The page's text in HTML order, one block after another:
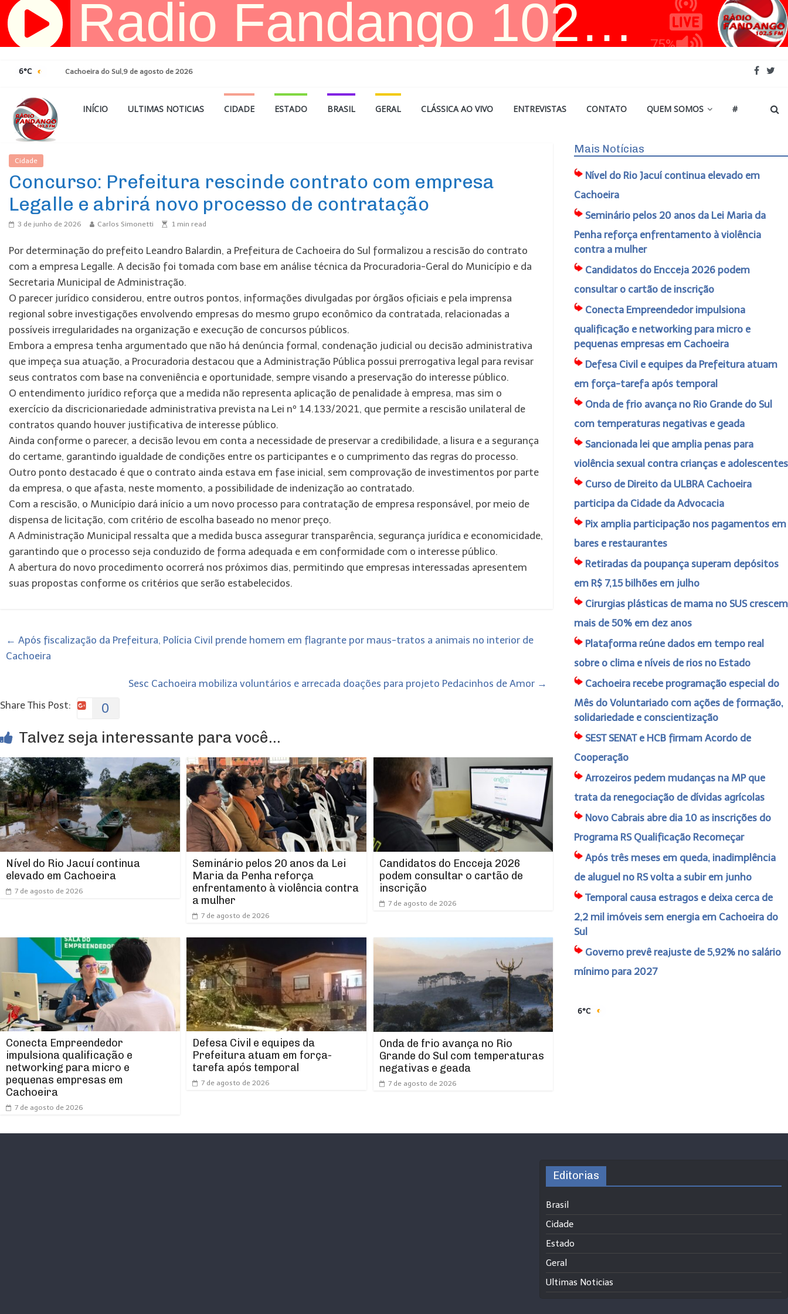
Pular
para
6°C Cachoeira do Sul,9 de agosto de 2026
INÍCIO ULTIMAS NOTICIAS CIDADE ESTADO BRASIL GERAL CLÁSSICA AO VIVO ENTREVISTAS CONTATO QUEM SOMOS #
Cidade
Concurso: Prefeitura rescinde contrato com empresa
Legalle e abrirá novo processo de contratação
3 de junho de 2026 Carlos Simonetti 1 min read
Por determinação do prefeito Leandro Balardin, a Prefeitura de Cachoeira do Sul formalizou a rescisão do contrato
com a empresa Legalle. A decisão foi tomada com base em análise técnica da Procuradoria-Geral do Município e da
Secretaria Municipal de Administração.
O parecer jurídico considerou, entre outros pontos, informações divulgadas por órgãos oficiais e pela imprensa
regional sobre investigações envolvendo empresas do mesmo grupo econômico da contratada, relacionadas a
possíveis irregularidades na organização e execução de concursos públicos.
Embora a empresa tenha argumentado que não há denúncia formal, condenação judicial ou decisão administrativa
que impeça sua atuação, a Procuradoria destacou que a Administração Pública possui prerrogativa legal para revisar
seus contratos com base na conveniência e oportunidade, sempre visando a preservação do interesse público.
O entendimento jurídico reforça que a medida não representa aplicação de penalidade à empresa, mas sim o
exercício da discricionariedade administrativa prevista na Lei nº 14.133/2021, que permite a rescisão unilateral de
contratos quando houver justificativa de interesse público.
Ainda conforme o parecer, a decisão levou em conta a necessidade de preservar a credibilidade, a lisura e a segurança
do certame, garantindo igualdade de condições entre os participantes e o cumprimento das regras do processo.
Outro ponto destacado é que o contrato ainda estava em fase inicial, sem comprovação de investimentos por parte
da empresa, o que afasta, neste momento, a possibilidade de indenização ao contratado.
Com a rescisão, o Município dará início a um novo processo para contratação de empresa responsável, por meio de
dispensa de licitação, com critério de escolha baseado no menor preço.
A Administração Municipal ressalta que a medida busca assegurar transparência, segurança jurídica e economicidade,
garantindo que o processo seja conduzido de forma adequada e em conformidade com o interesse público.
A abertura do novo procedimento ocorrerá nos próximos dias, permitindo que empresas interessadas apresentem
suas propostas conforme os critérios que serão estabelecidos.
← Após fiscalização da Prefeitura, Polícia Civil prende homem em flagrante por maus-tratos a animais no interior de
Cachoeira
Sesc Cachoeira mobiliza voluntários e arrecada doações para projeto Pedacinhos de Amor →
Share This Post:
0
Talvez seja interessante para você...
Nível do Rio Jacuí continua
elevado em Cachoeira
7 de agosto de 2026
Seminário pelos 20 anos da Lei
Maria da Penha reforça
enfrentamento à violência contra
a mulher
7 de agosto de 2026
Candidatos do Encceja 2026
podem consultar o cartão de
inscrição
7 de agosto de 2026
Conecta Empreendedor
impulsiona qualificação e
networking para micro e
pequenas empresas em
Cachoeira
7 de agosto de 2026
Defesa Civil e equipes da
Prefeitura atuam em força-
tarefa após temporal
7 de agosto de 2026
Onda de frio avança no Rio
Grande do Sul com temperaturas
negativas e geada
7 de agosto de 2026
Mais Notícias
Nível do Rio Jacuí continua elevado em
Cachoeira
Seminário pelos 20 anos da Lei Maria da
Penha reforça enfrentamento à violência
contra a mulher
Candidatos do Encceja 2026 podem
consultar o cartão de inscrição
Conecta Empreendedor impulsiona
qualificação e networking para micro e
pequenas empresas em Cachoeira
Defesa Civil e equipes da Prefeitura atuam
em força-tarefa após temporal
Onda de frio avança no Rio Grande do Sul
com temperaturas negativas e geada
Sancionada lei que amplia penas para
violência sexual contra crianças e adolescentes
Curso de Direito da ULBRA Cachoeira
participa da Cidade da Advocacia
Pix amplia participação nos pagamentos em
bares e restaurantes
Retiradas da poupança superam depósitos
em R$ 7,15 bilhões em julho
Cirurgias plásticas de mama no SUS crescem
mais de 50% em dez anos
Plataforma reúne dados em tempo real
sobre o clima e níveis de rios no Estado
Cachoeira recebe programação especial do
Mês do Voluntariado com ações de formação,
solidariedade e conscientização
SEST SENAT e HCB firmam Acordo de
Cooperação
Arrozeiros pedem mudanças na MP que
trata da renegociação de dívidas agrícolas
Novo Cabrais abre dia 10 as inscrições do
Programa RS Qualificação Recomeçar
Após três meses em queda, inadimplência
de aluguel no RS volta a subir em junho
Temporal causa estragos e deixa cerca de
2,2 mil imóveis sem energia em Cachoeira do
Sul
Governo prevê reajuste de 5,92% no salário
mínimo para 2027
6°C
Editorias
Brasil
Cidade
Estado
Geral
Ultimas Noticias